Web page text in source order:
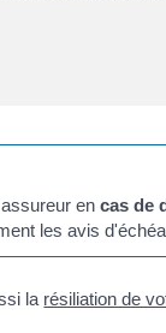
en cas de
les avis
la résiliation de